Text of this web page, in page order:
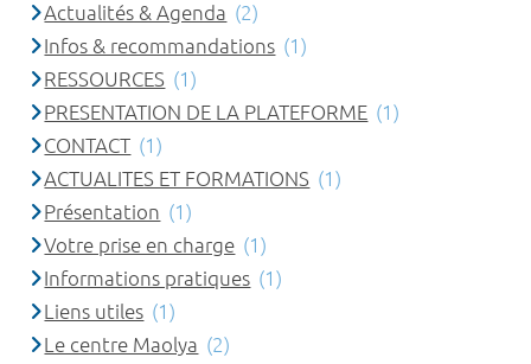
Actualités & Agenda (2)
Infos & recommandations (1)
RESSOURCES (1)
PRESENTATION DE LA PLATEFORME (1)
CONTACT (1)
ACTUALITES ET FORMATIONS (1)
Présentation (1)
Votre prise en charge (1)
Informations pratiques (1)
Liens utiles (1)
Le centre Maolya (2)